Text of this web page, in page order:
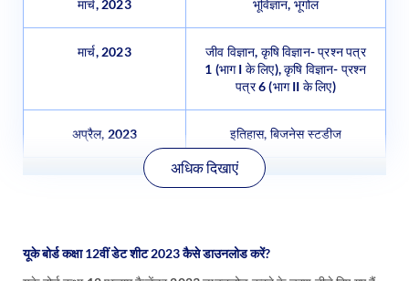
मार्च, 2023
जीव विज्ञान, कृषि विज्ञान- प्रश्न पत्र
1 (भाग I के लिए), कृषि विज्ञान- प्रश्न
पत्र 6 (भाग II के लिए)
अप्रैल, 2023 इतिहास, बिजनेस स्टडीज
अधिक दिखाएं
यूके बोर्ड कक्षा 12 एग्जाम कैलेंडर 2023 डाउनलोड करने के चरण नीचे दिए गए हैं: